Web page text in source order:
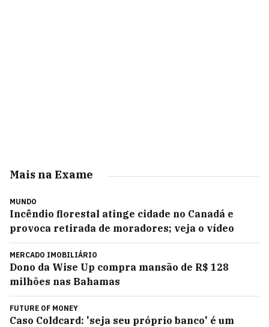
Mais na Exame
MUNDO
Incêndio florestal atinge cidade no Canadá e
provoca retirada de moradores; veja o vídeo
MERCADO IMOBILIÁRIO
Dono da Wise Up compra mansão de R$ 128
milhões nas Bahamas
FUTURE OF MONEY
Caso Coldcard: 'seja seu próprio banco' é um